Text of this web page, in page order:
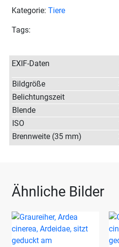
Kategorie: Tiere
Tags:
EXIF-Daten
Bildgröße
Belichtungszeit
Blende
ISO
Brennweite (35 mm)
Ähnliche Bilder